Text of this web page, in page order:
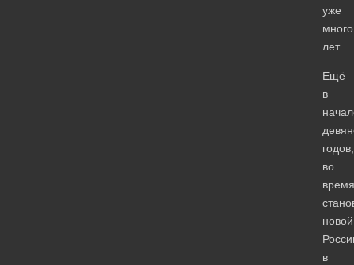
уже
много
лет.
Ещё
в
годов,
во
время
новой
в